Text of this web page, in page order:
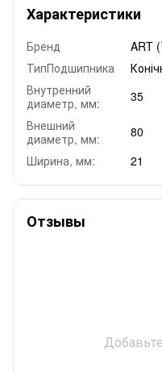
Характеристики
Бренд
ART
ТипПодшипника
Внутренний
диаметр, мм:
35
Внешний
диаметр, мм:
80
Ширина, мм:
21
Отзывы